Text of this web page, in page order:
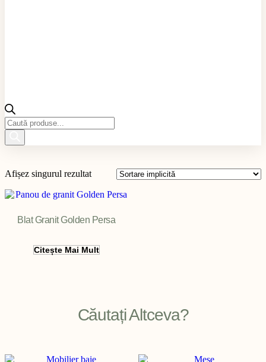
Products
search
Afișez singurul rezultat
Blat Granit Golden Persa
Citește Mai Mult
Căutați Altceva?